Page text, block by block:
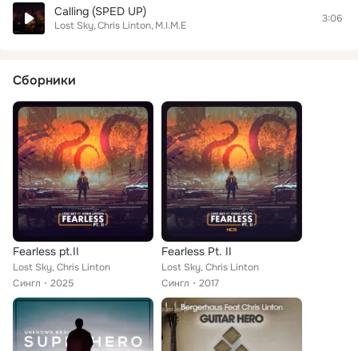
Calling (SPED UP)
Lost Sky Chris Linton M.I.M.E
3:06
Сборники
Fearless pt.II
Lost Sky, Chris Linton
Сингл
2025
Fearless Pt. II
Lost Sky, Chris Linton
Сингл
2017